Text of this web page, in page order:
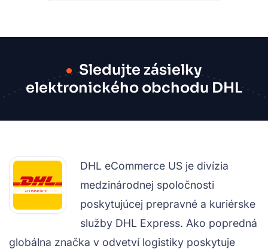
Sledujte zásielky
elektronického obchodu DHL
DHL eCommerce US je divízia
medzinárodnej spoločnosti
poskytujúcej prepravné a kuriérske
služby DHL Express. Ako popredná
globálna značka v odvetví logistiky poskytuje